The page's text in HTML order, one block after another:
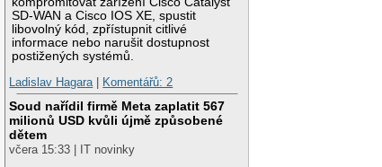
SD-WAN a Cisco IOS XE, spustit
libovolný kód, zpřístupnit citlivé
informace nebo narušit dostupnost
postižených systémů.
Ladislav Hagara| Komentářů: 2
Soud nařídil firmě Meta zaplatit 567
milionů USD kvůli újmě způsobené
dětem
včera 15:33 | IT novinky